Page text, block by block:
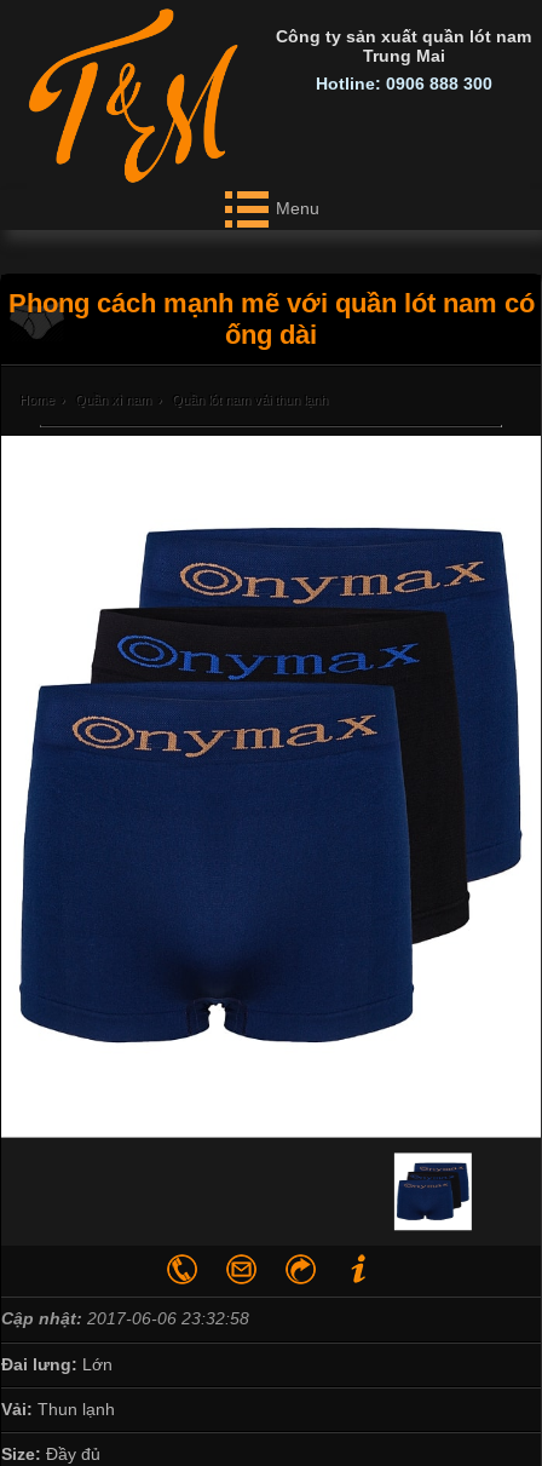
Công ty sản xuất quần lót nam
Trung Mai
Hotline: 0906 888 300
Menu
Phong cách mạnh mẽ với quần lót nam có
ống dài
Home › Quần xì nam › Quần lót nam vải thun lạnh
Cập nhật: 2017-06-06 23:32:58
Đai lưng: Lớn
Vải: Thun lạnh
Size: Đầy đủ